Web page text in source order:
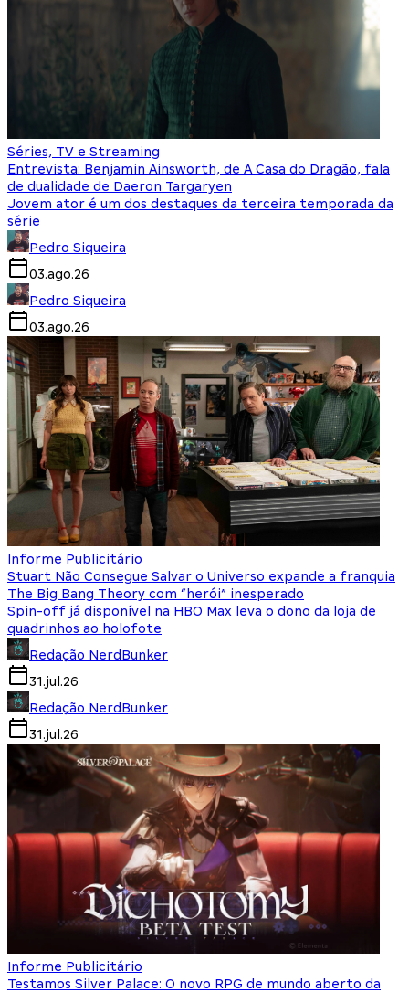
Séries, TV e Streaming
Entrevista: Benjamin Ainsworth, de A Casa do Dragão, fala
de dualidade de Daeron Targaryen
Jovem ator é um dos destaques da terceira temporada da
série
Pedro Siqueira
03.ago.26
Pedro Siqueira
03.ago.26
Informe Publicitário
Stuart Não Consegue Salvar o Universo expande a franquia
The Big Bang Theory com “herói” inesperado
Spin-off já disponível na HBO Max leva o dono da loja de
quadrinhos ao holofote
Redação NerdBunker
31.jul.26
Redação NerdBunker
31.jul.26
Informe Publicitário
Testamos Silver Palace: O novo RPG de mundo aberto da